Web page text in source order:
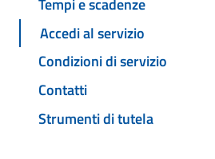
Accedi al servizio
Condizioni di servizio
Contatti
Strumenti di tutela